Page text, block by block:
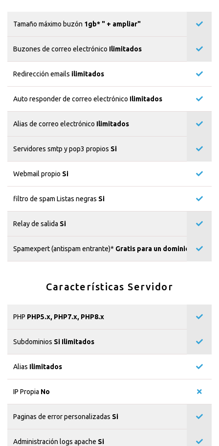
Tamaño máximo buzón 1gb* " + ampliar"
Buzones de correo electrónico Ilimitados
Redirección emails ilimitados
Auto responder de correo electrónico Ilimitados
Alias de correo electrónico Ilimitados
Servidores smtp y pop3 propios Si
Webmail propio Si
filtro de spam Listas negras Si
Relay de salida Si
Spamexpert (antispam entrante)* Gratis para un dominio
Características Servidor
PHP PHP5.x, PHP7.x, PHP8.x
Subdominios Si Ilimitados
Alias Ilimitados
IP Propia No
Paginas de error personalizadas Si
Administración logs apache Si